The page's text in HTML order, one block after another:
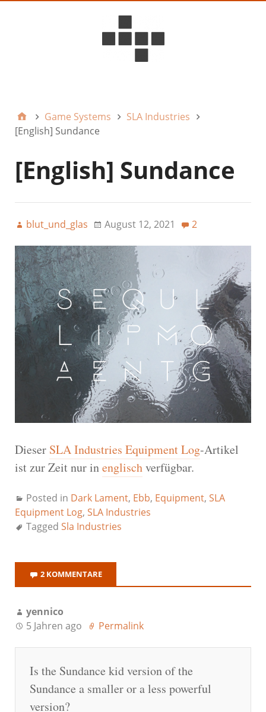
Game Systems
SLA Industries
[English] Sundance
[English] Sundance
blut_und_glas August 12, 2021 2
Dieser SLA Industries Equipment Log-Artikel
ist zur Zeit nur inenglischverfügbar.
Posted in Dark Lament, Ebb, Equipment, SLA
Equipment Log, SLA Industries
Tagged Sla Industries
2 KOMMENTARE
yennico
5 Jahren ago
Permalink
Is the Sundance kid version of the
Sundance a smaller or a less powerful
version?